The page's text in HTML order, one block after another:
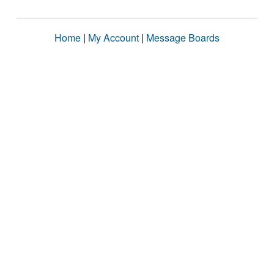
Home | My Account | Message Boards